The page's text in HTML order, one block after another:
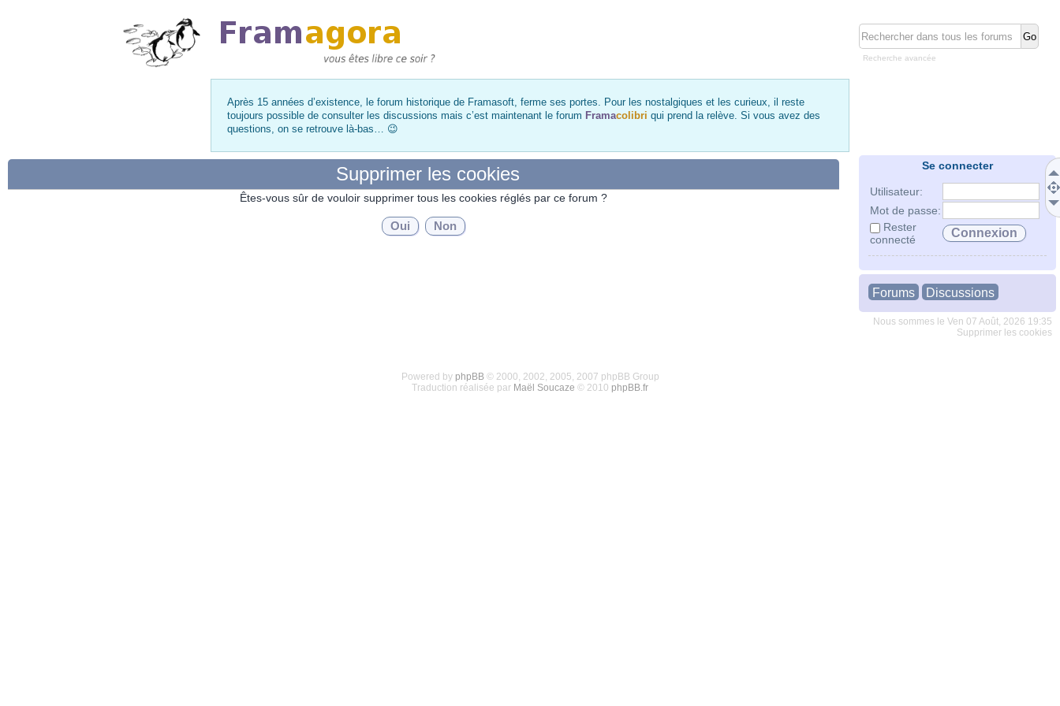
Recherche avancée
Après 15 années d’existence, le forum historique de Framasoft, ferme ses portes. Pour les nostalgiques et les curieux, il reste
toujours possible de consulter les discussions mais c’est maintenant le forum Framacolibri qui prend la relève. Si vous avez des
questions, on se retrouve là-bas… 😉
Se connecter
Utilisateur:
Mot de passe:
Rester
connecté
Forums Discussions
Nous sommes le Ven 07 Août, 2026 19:35
Supprimer les cookies
Supprimer les cookies
Êtes-vous sûr de vouloir supprimer tous les cookies réglés par ce forum ?
Powered by phpBB© 2000, 2002, 2005, 2007 phpBB Group
Traduction réalisée par Maël Soucaze © 2010 phpBB.fr